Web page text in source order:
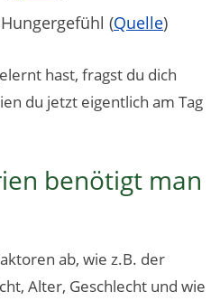
(Quelle)
hast, fragst du dich
du jetzt eigentlich am Tag
benötigt man
ab, wie z.B. der
Alter, Geschlecht und wie